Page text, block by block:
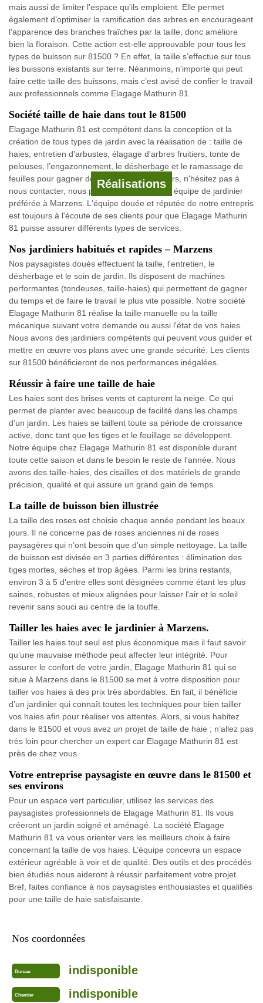
Réalisations
mais aussi de limiter l'espace qu'ils emploient. Elle permet
également d’optimiser la ramification des arbres en encourageant
l'apparence des branches fraîches par la taille, donc améliore
bien la floraison. Cette action est-elle approuvable pour tous les
types de buisson sur 81500 ? En effet, la taille s’effectue sur tous
les buissons existants sur terre. Néanmoins, n'importe qui peut
faire cette taille des buissons, mais c’est avisé de confier le travail
aux professionnels comme Elagage Mathurin 81.
Société taille de haie dans tout le 81500
Elagage Mathurin 81 est compétent dans la conception et la
création de tous types de jardin avec la réalisation de : taille de
haies, entretien d'arbustes, élagage d'arbres fruitiers, tonte de
pelouses, l’engazonnement, le désherbage et le ramassage de
feuilles pour gagner de bonnes récoltes. Alors, n'hésitez pas à
nous contacter, nous pouvons devenir votre équipe de jardinier
préférée à Marzens. L'équipe douée et réputée de notre entrepris
est toujours à l'écoute de ses clients pour que Elagage Mathurin
81 puisse assurer différents types de services.
Nos jardiniers habitués et rapides – Marzens
Nos paysagistes doués effectuent la taille, l'entretien, le
désherbage et le soin de jardin. Ils disposent de machines
performantes (tondeuses, taille-haies) qui permettent de gagner
du temps et de faire le travail le plus vite possible. Notre société
Elagage Mathurin 81 réalise la taille manuelle ou la taille
mécanique suivant votre demande ou aussi l'état de vos haies.
Nous avons des jardiniers compétents qui peuvent vous guider et
mettre en œuvre vos plans avec une grande sécurité. Les clients
sur 81500 bénéficieront de nos performances inégalées.
Réussir à faire une taille de haie
Les haies sont des brises vents et capturent la neige. Ce qui
permet de planter avec beaucoup de facilité dans les champs
d’un jardin. Les haies se taillent toute sa période de croissance
active, donc tant que les tiges et le feuillage se développent.
Notre équipe chez Elagage Mathurin 81 est disponible durant
toute cette saison et dans le besoin le reste de l'année. Nous
avons des taille-haies, des cisailles et des matériels de grande
précision, qualité et qui assure un grand gain de temps.
La taille de buisson bien illustrée
La taille des roses est choisie chaque année pendant les beaux
jours. Il ne concerne pas de roses anciennes ni de roses
paysagères qui n’ont besoin que d’un simple nettoyage. La taille
de buisson est divisée en 3 parties différentes : élimination des
tiges mortes, sèches et trop âgées. Parmi les brins restants,
environ 3 à 5 d'entre elles sont désignées comme étant les plus
saines, robustes et mieux alignées pour laisser l'air et le soleil
revenir sans souci au centre de la touffe.
Tailler les haies avec le jardinier à Marzens.
Tailler les haies tout seul est plus économique mais il faut savoir
qu’une mauvaise méthode peut affecter leur intégrité. Pour
assurer le confort de votre jardin, Elagage Mathurin 81 qui se
situe à Marzens dans le 81500 se met à votre disposition pour
tailler vos haies à des prix très abordables. En fait, il bénéficie
d’un jardinier qui connaît toutes les techniques pour bien tailler
vos haies afin pour réaliser vos attentes. Alors, si vous habitez
dans le 81500 et vous avez un projet de taille de haie ; n’allez pas
très loin pour chercher un expert car Elagage Mathurin 81 est
près de chez vous.
Votre entreprise paysagiste en œuvre dans le 81500 et
ses environs
Pour un espace vert particulier, utilisez les services des
paysagistes professionnels de Elagage Mathurin 81. Ils vous
créeront un jardin soigné et aménagé. La société Elagage
Mathurin 81 va vous orienter vers les meilleurs choix à faire
concernant la taille de vos haies. L’équipe concevra un espace
extérieur agréable à voir et de qualité. Des outils et des procédés
bien étudiés nous aideront à réussir parfaitement votre projet.
Bref, faites confiance à nos paysagistes enthousiastes et qualifiés
pour une taille de haie satisfaisante.
Nos coordonnées
Bureau indisponible
Chantier indisponible